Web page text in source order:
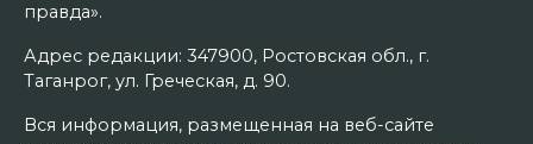
правда».
Адрес редакции: 347900, Ростовская обл., г.
Таганрог, ул. Греческая, д. 90.
Вся информация, размещенная на веб-сайте